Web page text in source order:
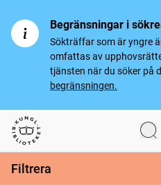
Begränsningar i
Sökträffar som är yngre
omfattas av
tjänsten när du söker på
begränsningen.
Svenska tidningar
Filtrera